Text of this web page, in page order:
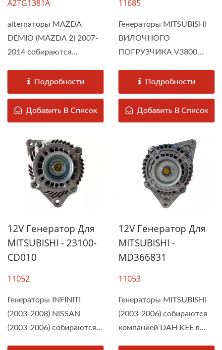
A2TG1381A
alternаторы MAZDA
DEMIO (MAZDA 2) 2007-
2014 собираются
соответствии...
Подробности
Добавить В Список
11685
Генераторы MITSUBISHI
ВИЛОЧНОГО
ПОГРУЗЧИКА V3800
Подробности
Добавить В Список
12V Генератор Для
MITSUBISHI - 23100-
CD010
11052
Генераторы INFINITI
(2003-2008) NISSAN
(2003-2006) собираются
12V Генератор Для
MITSUBISHI -
MD366831
11053
Генераторы MITSUBISHI
(2003-2006) собираются
компанией DAH KEE в